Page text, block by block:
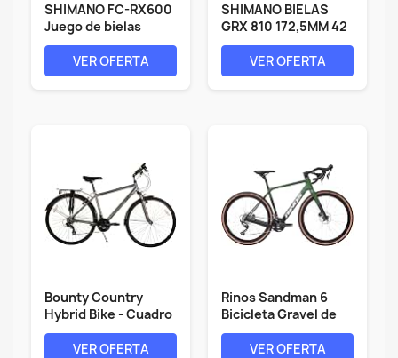
SHIMANO FC-RX600
Juego de bielas
Gravel GRX...
VER OFERTA
SHIMANO BIELAS
GRX 810 172,5MM 42
11V 1X...
VER OFERTA
Bounty Country
Hybrid Bike - Cuadro
de aleación...
VER OFERTA
Rinos Sandman 6
Bicicleta Gravel de
Carbono |...
VER OFERTA